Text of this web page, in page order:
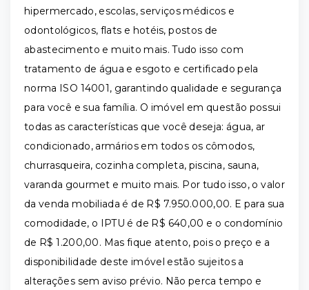
hipermercado, escolas, serviços médicos e
odontológicos, flats e hotéis, postos de
abastecimento e muito mais. Tudo isso com
tratamento de água e esgoto e certificado pela
norma ISO 14001, garantindo qualidade e segurança
para você e sua família. O imóvel em questão possui
todas as características que você deseja: água, ar
condicionado, armários em todos os cômodos,
churrasqueira, cozinha completa, piscina, sauna,
varanda gourmet e muito mais. Por tudo isso, o valor
da venda mobiliada é de R$ 7.950.000,00. E para sua
comodidade, o IPTU é de R$ 640,00 e o condomínio
de R$ 1.200,00. Mas fique atento, pois o preço e a
disponibilidade deste imóvel estão sujeitos a
alterações sem aviso prévio. Não perca tempo e